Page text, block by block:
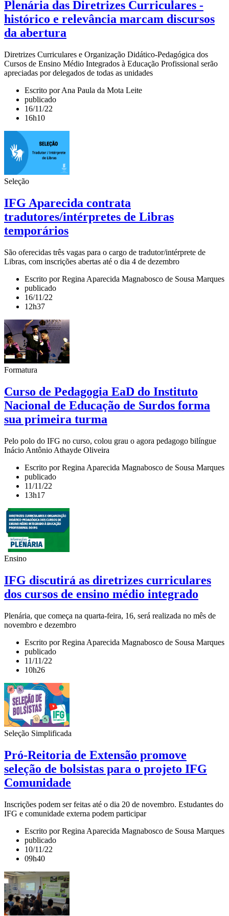
Plenária das Diretrizes Curriculares -
histórico e relevância marcam discursos
da abertura
Diretrizes Curriculares e Organização Didático-Pedagógica dos
Cursos de Ensino Médio Integrados à Educação Profissional serão
apreciadas por delegados de todas as unidades
Escrito por Ana Paula da Mota Leite
publicado
16/11/22
16h10
Seleção
IFG Aparecida contrata
tradutores/intérpretes de Libras
temporários
São oferecidas três vagas para o cargo de tradutor/intérprete de
Libras, com inscrições abertas até o dia 4 de dezembro
Escrito por Regina Aparecida Magnabosco de Sousa Marques
publicado
16/11/22
12h37
Formatura
Curso de Pedagogia EaD do Instituto
Nacional de Educação de Surdos forma
sua primeira turma
Pelo polo do IFG no curso, colou grau o agora pedagogo bilíngue
Inácio Antônio Athayde Oliveira
Escrito por Regina Aparecida Magnabosco de Sousa Marques
publicado
11/11/22
13h17
Ensino
IFG discutirá as diretrizes curriculares
dos cursos de ensino médio integrado
Plenária, que começa na quarta-feira, 16, será realizada no mês de
novembro e dezembro
Escrito por Regina Aparecida Magnabosco de Sousa Marques
publicado
11/11/22
10h26
Seleção Simplificada
Pró-Reitoria de Extensão promove
seleção de bolsistas para o projeto IFG
Comunidade
Inscrições podem ser feitas até o dia 20 de novembro. Estudantes do
IFG e comunidade externa podem participar
Escrito por Regina Aparecida Magnabosco de Sousa Marques
publicado
10/11/22
09h40